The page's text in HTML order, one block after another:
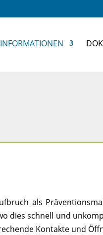
INFORMATIONEN
als
dies schnell und
Kontakte und